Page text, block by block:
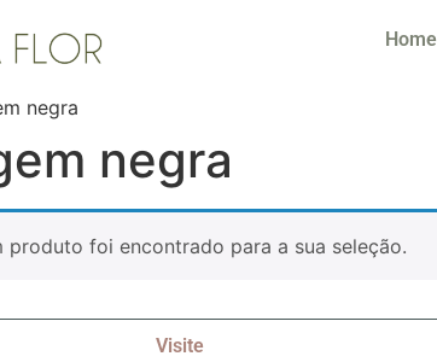
Home
negra
negra
produto foi encontrado para a sua seleção.
Visite